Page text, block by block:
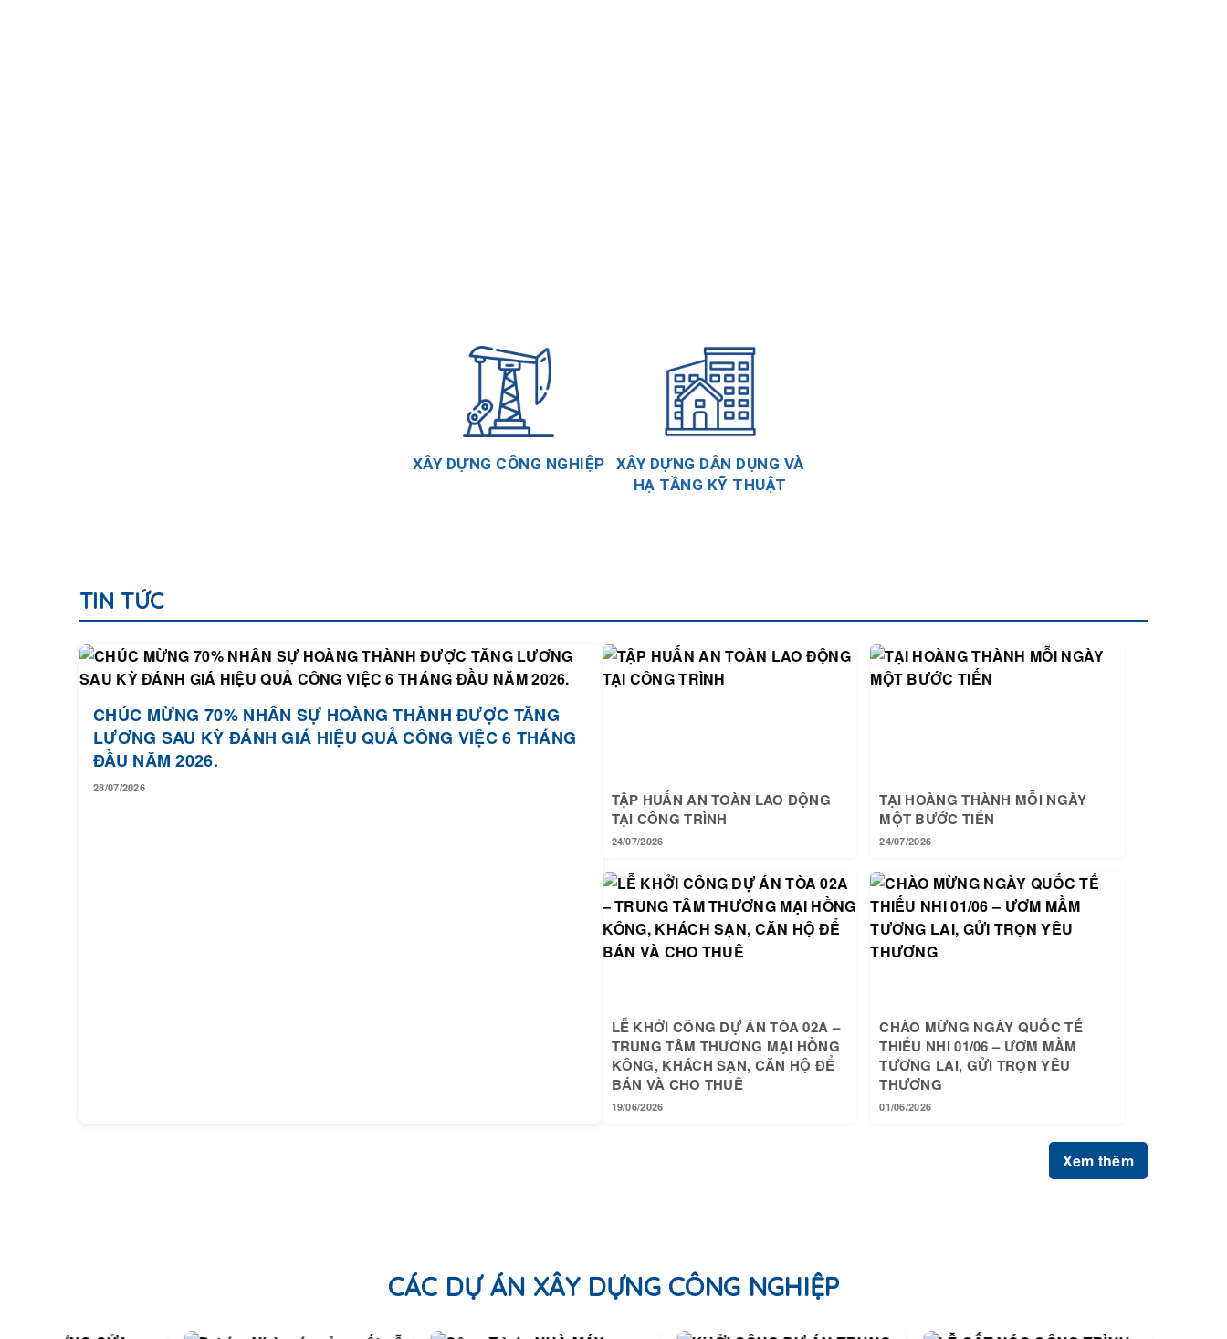
XÂY DỰNG CÔNG NGHIỆP
XÂY DỰNG DÂN DỤNG VÀ
HẠ TẦNG KỸ THUẬT
TIN TỨC
CHÚC MỪNG 70% NHÂN SỰ HOÀNG THÀNH ĐƯỢC TĂNG
LƯƠNG SAU KỲ ĐÁNH GIÁ HIỆU QUẢ CÔNG VIỆC 6 THÁNG
ĐẦU NĂM 2026.
28/07/2026
TẬP HUẤN AN TOÀN LAO ĐỘNG
TẠI CÔNG TRÌNH
24/07/2026
TẠI HOÀNG THÀNH MỖI NGÀY
MỘT BƯỚC TIẾN
24/07/2026
LỄ KHỞI CÔNG DỰ ÁN TÒA 02A –
TRUNG TÂM THƯƠNG MẠI HỒNG
KÔNG, KHÁCH SẠN, CĂN HỘ ĐỂ
BÁN VÀ CHO THUÊ
19/06/2026
CHÀO MỪNG NGÀY QUỐC TẾ
THIẾU NHI 01/06 – ƯƠM MẦM
TƯƠNG LAI, GỬI TRỌN YÊU
THƯƠNG
01/06/2026
Xem thêm
CÁC DỰ ÁN XÂY DỰNG CÔNG NGHIỆP